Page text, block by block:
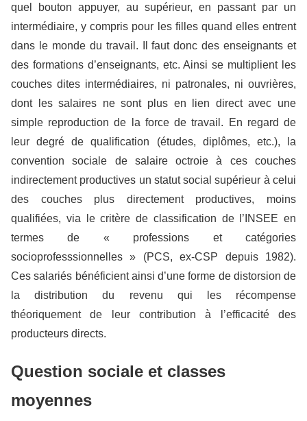
quel bouton appuyer, au supérieur, en passant par un
intermédiaire, y compris pour les filles quand elles entrent
dans le monde du travail. Il faut donc des enseignants et
des formations d’enseignants, etc. Ainsi se multiplient les
couches dites intermédiaires, ni patronales, ni ouvrières,
dont les salaires ne sont plus en lien direct avec une
simple reproduction de la force de travail. En regard de
leur degré de qualification (études, diplômes, etc.), la
convention sociale de salaire octroie à ces couches
indirectement productives un statut social supérieur à celui
des couches plus directement productives, moins
qualifiées, via le critère de classification de l’INSEE en
termes de « professions et catégories
socioprofesssionnelles » (PCS, ex-CSP depuis 1982).
Ces salariés bénéficient ainsi d’une forme de distorsion de
la distribution du revenu qui les récompense
théoriquement de leur contribution à l’efficacité des
producteurs directs.
Question sociale et classes
moyennes